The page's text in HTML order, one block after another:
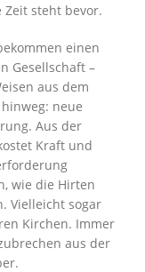
Zeit steht bevor.
einen
Gesellschaft –
aus dem
neue
Aus der
Kraft und
wie die Hirten
Vielleicht sogar
Kirchen. Immer
aus der